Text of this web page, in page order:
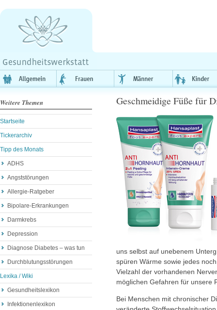
Weitere Themen
Startseite
Tickerarchiv
Tipp des Monats
ADHS
Angststörungen
Allergie-Ratgeber
Bipolare-Erkrankungen
Darmkrebs
Depression
Diagnose Diabetes – was tun
Durchblutungsstörungen
Lexika / Wiki
Gesundheitslexikon
Infektionenlexikon
Geschmeidige Füße für
uns selbst auf unebenem
spüren Wärme sowie jedes
Vielzahl der vorhandenen
möglichen Gefahren für unsere
Bei Menschen mit chronischer